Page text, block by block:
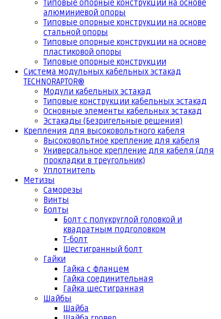
Типовые опорные конструкции на основе
алюминиевой опоры
Типовые опорные конструкции на основе
стальной опоры
Типовые опорные конструкции на основе
пластиковой опоры
Типовые опорные конструкции
Система модульных кабельных эстакад
TECHNORAPTOR®
Модули кабельных эстакад
Типовые конструкции кабельных эстакад
Основные элементы кабельных эстакад
Эстакады (Безригельные решения)
Крепления для высоковольтного кабеля
Высоковольтное крепление для кабеля
Универсальное крепление для кабеля (для
прокладки в треугольник)
Уплотнитель
Метизы
Саморезы
Винты
Болты
Болт с полукруглой головкой и
квадратным подголовком
Т-болт
Шестигранный болт
Гайки
Гайка с фланцем
Гайка соединительная
Гайка шестигранная
Шайбы
Шайба